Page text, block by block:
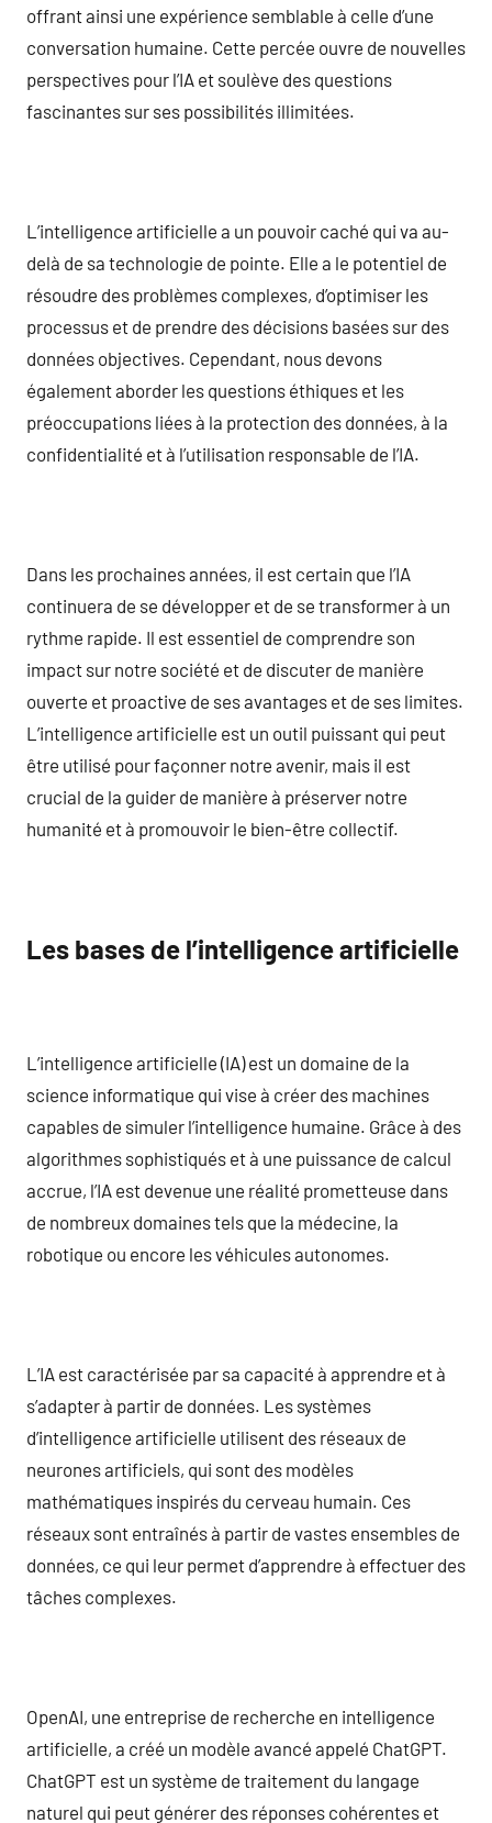
offrant ainsi une expérience semblable à celle d’une
conversation humaine. Cette percée ouvre de nouvelles
perspectives pour l’IA et soulève des questions
fascinantes sur ses possibilités illimitées.
L’intelligence artificielle a un pouvoir caché qui va au-
delà de sa technologie de pointe. Elle a le potentiel de
résoudre des problèmes complexes, d’optimiser les
processus et de prendre des décisions basées sur des
données objectives. Cependant, nous devons
également aborder les questions éthiques et les
préoccupations liées à la protection des données, à la
confidentialité et à l’utilisation responsable de l’IA.
Dans les prochaines années, il est certain que l’IA
continuera de se développer et de se transformer à un
rythme rapide. Il est essentiel de comprendre son
impact sur notre société et de discuter de manière
ouverte et proactive de ses avantages et de ses limites.
L’intelligence artificielle est un outil puissant qui peut
être utilisé pour façonner notre avenir, mais il est
crucial de la guider de manière à préserver notre
humanité et à promouvoir le bien-être collectif.
Les bases de l’intelligence artificielle
L’intelligence artificielle (IA) est un domaine de la
science informatique qui vise à créer des machines
capables de simuler l’intelligence humaine. Grâce à des
algorithmes sophistiqués et à une puissance de calcul
accrue, l’IA est devenue une réalité prometteuse dans
de nombreux domaines tels que la médecine, la
robotique ou encore les véhicules autonomes.
L’IA est caractérisée par sa capacité à apprendre et à
s’adapter à partir de données. Les systèmes
d’intelligence artificielle utilisent des réseaux de
neurones artificiels, qui sont des modèles
mathématiques inspirés du cerveau humain. Ces
réseaux sont entraînés à partir de vastes ensembles de
données, ce qui leur permet d’apprendre à effectuer des
tâches complexes.
OpenAI, une entreprise de recherche en intelligence
artificielle, a créé un modèle avancé appelé ChatGPT.
ChatGPT est un système de traitement du langage
naturel qui peut générer des réponses cohérentes et